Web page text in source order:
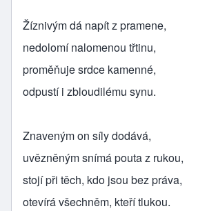
Žíznivým dá napít z pramene,
nedolomí nalomenou třtinu,
proměňuje srdce kamenné,
odpustí i zbloudilému synu.
Znaveným on síly dodává,
uvězněným snímá pouta z rukou,
stojí při těch, kdo jsou bez práva,
otevírá všechněm, kteří tlukou.